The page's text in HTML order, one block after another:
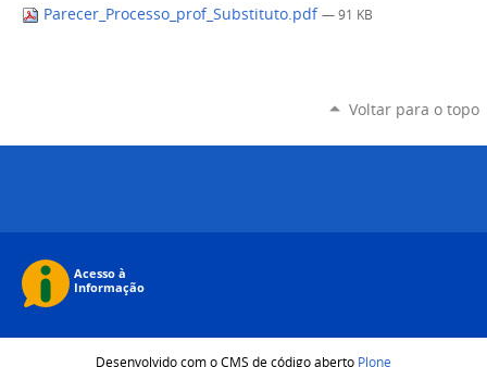
Parecer_Processo_prof_Substituto.pdf — 91 KB
Voltar para o topo
Desenvolvido com o CMS de código aberto Plone